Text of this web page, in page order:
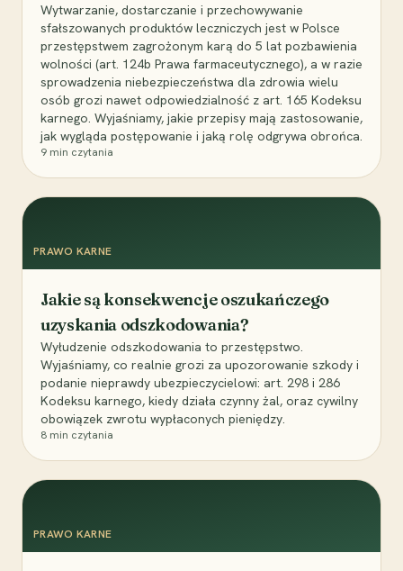
Wytwarzanie, dostarczanie i przechowywanie
sfałszowanych produktów leczniczych jest w Polsce
przestępstwem zagrożonym karą do 5 lat pozbawienia
wolności (art. 124b Prawa farmaceutycznego), a w razie
sprowadzenia niebezpieczeństwa dla zdrowia wielu
osób grozi nawet odpowiedzialność z art. 165 Kodeksu
karnego. Wyjaśniamy, jakie przepisy mają zastosowanie,
jak wygląda postępowanie i jaką rolę odgrywa obrońca.
9 min czytania
PRAWO KARNE
Jakie są konsekwencje oszukańczego
uzyskania odszkodowania?
Wyłudzenie odszkodowania to przestępstwo.
Wyjaśniamy, co realnie grozi za upozorowanie szkody i
podanie nieprawdy ubezpieczycielowi: art. 298 i 286
Kodeksu karnego, kiedy działa czynny żal, oraz cywilny
obowiązek zwrotu wypłaconych pieniędzy.
8 min czytania
PRAWO KARNE